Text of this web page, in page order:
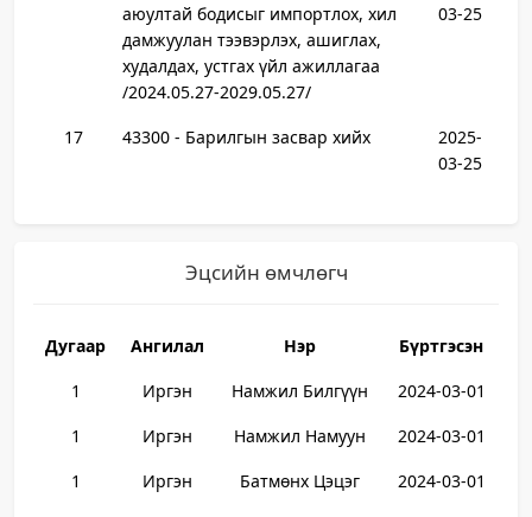
аюултай бодисыг импортлох, хил
дамжуулан тээвэрлэх, ашиглах,
худалдах, устгах үйл ажиллагаа
/2024.05.27-2029.05.27/
03-25
17 43300 - Барилгын засвар хийх
2025-
03-25
Эцсийн өмчлөгч
Дугаар Ангилал Нэр
Бүртгэсэн
1
Иргэн Намжил Билгүүн
2024-03-01
1
Иргэн Намжил Намуун
2024-03-01
1
Иргэн Батмөнх Цэцэг 2024-03-01